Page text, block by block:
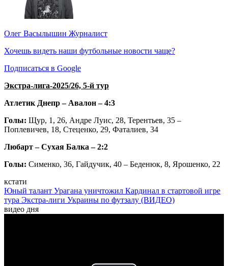
Олег Васылышин Журналист
Хочешь видеть наши футбольные новости чаще?
Подписаться в Google
Экстра-лига-2025/26, 5-й тур
Атлетик Днепр – Авалон – 4:3
Голы: Щур, 1, 26, Андре Луис, 28, Терентьев, 35 –
Поплевичев, 18, Стеценко, 29, Фаталиев, 34
Любарт – Сухая Балка – 2:2
Голы: Сименко, 36, Гайдучик, 40 – Беденюк, 8, Ярошенко, 22
кстати
Юный талант Урагана уничтожил Кардинал в стартовой игре
тура Экстра-лиги Украины по футзалу (ВИДЕО)
видео дня